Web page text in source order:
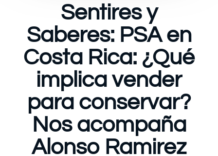
Sentires y
Saberes: PSA en
Costa Rica: ¿Qué
implica vender
para conservar?
Nos acompaña
Alonso Ramirez